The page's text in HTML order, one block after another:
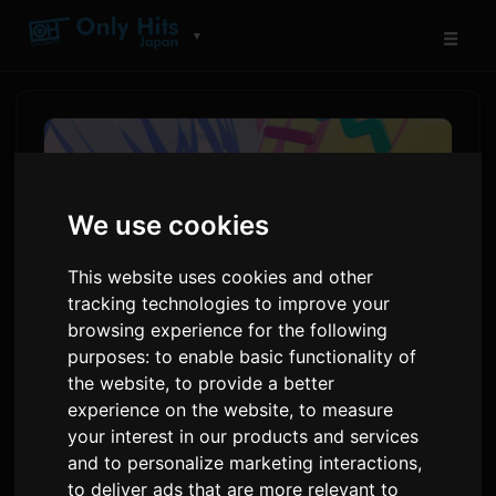
We use cookies
This website uses cookies and other
tracking technologies to improve your
browsing experience for the following
purposes:to enable basic functionality of
the website,to provide a better
experience on the website,to measure
your interest in our products and services
and to personalize marketing interactions,
to deliver ads that are more relevant to
▼ ☰
BanG Dream! Yume∞Mitaનાં
એપિસોડ 4નો પૂર્વાવલોકન જાહેર
દ્વારાSam 7 જુલાઈ 2026
અંગ્રેજીમાંથી અનુવાદિત